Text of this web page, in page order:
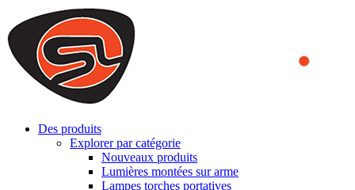
We use cookies to ensure that we provide you the best experience
on our website. By continuing to browse this website, you accept
that cookies are used to help us analyze how the website is used and
to offer you a better experience. To learn more or to find out how
you can disable cookies, you can access our
Des produits
Explorer par catégorie
Nouveaux produits
Lumières montées sur arme
Lampes torches portatives